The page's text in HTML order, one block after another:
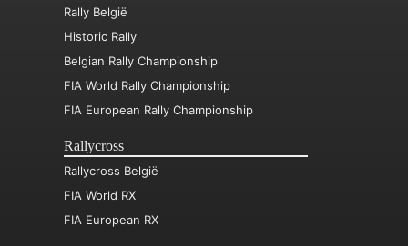
Rally België
Historic Rally
Belgian Rally Championship
FIA World Rally Championship
FIA European Rally Championship
Rallycross
Rallycross België
FIA World RX
FIA European RX